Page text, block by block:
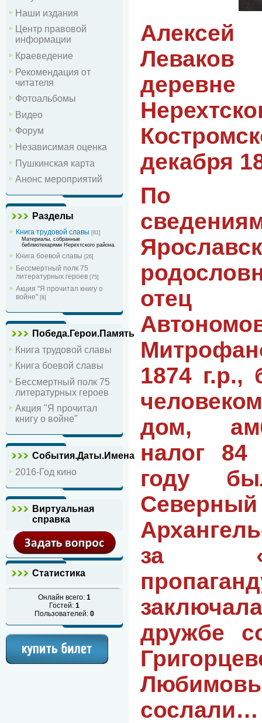
Наши издания
Центр правовой
информации
Краеведение
Рекомендация от
читателя
Фотоальбомы
Видео
Форум
Независимая оценка
Пушкинская карта
Анонс мероприятий
Разделы
Книга трудовой славы [81]
Материалы, собранные
библиотекарями Нерехтского района.
Книга боевой славы [26]
Бессмертный полк 75
литературных героев [75]
Акция "Я прочитал книгу о
войне" [8]
Победа.Герои.Память
Книга трудовой славы
Книга боевой славы
Бессмертный полк 75
литературных героев
Акция "Я прочитал
книгу о войне"
События.Даты.Имена
2016-Год кино
Виртуальная
справка
Статистика
Онлайн всего: 1
Гостей: 1
Пользователей: 0
Алексей
декабря
По
отец
1874 г.р.,
дом,
налог
году
за
дружбе
сослали…